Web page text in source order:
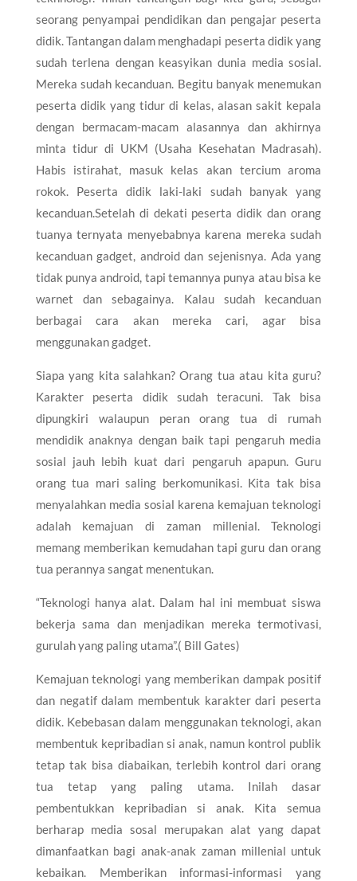
seorang penyampai pendidikan dan pengajar peserta
didik. Tantangan dalam menghadapi peserta didik yang
sudah terlena dengan keasyikan dunia media sosial.
Mereka sudah kecanduan. Begitu banyak menemukan
peserta didik yang tidur di kelas, alasan sakit kepala
dengan bermacam-macam alasannya dan akhirnya
minta tidur di UKM (Usaha Kesehatan Madrasah).
Habis istirahat, masuk kelas akan tercium aroma
rokok. Peserta didik laki-laki sudah banyak yang
kecanduan.Setelah di dekati peserta didik dan orang
tuanya ternyata menyebabnya karena mereka sudah
kecanduan gadget, android dan sejenisnya. Ada yang
tidak punya android, tapi temannya punya atau bisa ke
warnet dan sebagainya. Kalau sudah kecanduan
berbagai cara akan mereka cari, agar bisa
menggunakan gadget.
Siapa yang kita salahkan? Orang tua atau kita guru?
Karakter peserta didik sudah teracuni. Tak bisa
dipungkiri walaupun peran orang tua di rumah
mendidik anaknya dengan baik tapi pengaruh media
sosial jauh lebih kuat dari pengaruh apapun. Guru
orang tua mari saling berkomunikasi. Kita tak bisa
menyalahkan media sosial karena kemajuan teknologi
adalah kemajuan di zaman millenial. Teknologi
memang memberikan kemudahan tapi guru dan orang
tua perannya sangat menentukan.
“Teknologi hanya alat. Dalam hal ini membuat siswa
bekerja sama dan menjadikan mereka termotivasi,
gurulah yang paling utama”.( Bill Gates)
Kemajuan teknologi yang memberikan dampak positif
dan negatif dalam membentuk karakter dari peserta
didik. Kebebasan dalam menggunakan teknologi, akan
membentuk kepribadian si anak, namun kontrol publik
tetap tak bisa diabaikan, terlebih kontrol dari orang
tua tetap yang paling utama. Inilah dasar
pembentukkan kepribadian si anak. Kita semua
berharap media sosal merupakan alat yang dapat
dimanfaatkan bagi anak-anak zaman millenial untuk
kebaikan. Memberikan informasi-informasi yang